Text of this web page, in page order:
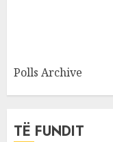
Polls Archive
TË FUNDIT